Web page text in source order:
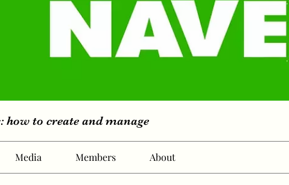
how to create and manage
Media Members About